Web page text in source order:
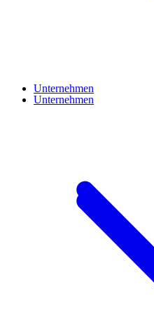
Unternehmen
Unternehmen